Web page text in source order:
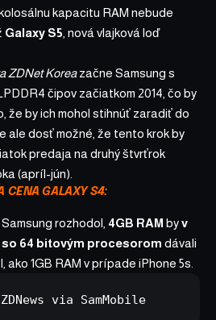
kapacitu RAM nebude
Galaxy S5 , nová vlajková loď
ZDNet Koreazačne Samsung s
čipov začiatkom 2014, čo by
že by ich mohol stihnúť zaradiť do
ale dosť možné, že tento krok by
predaja na druhý štvrťrok
(apríl-jún).
CENA GALAXY S4:
rozhodol, 4GB RAM byv
64 bitovým procesorom dávali
ako 1GB RAM v prípade iPhone 5s.
ZDNews via SamMobile